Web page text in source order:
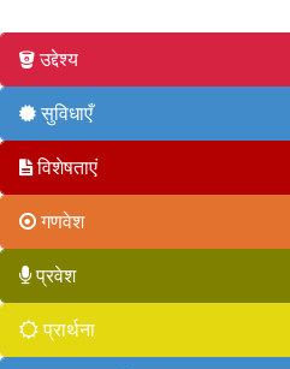
उद्देश्य
सुविधाएँ
विशेषताएं
गणवेश
प्रवेश
प्रार्थना